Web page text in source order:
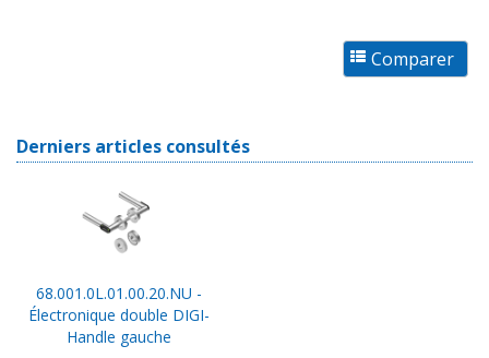
Derniers articles consultés
68.001.0L.01.00.20.NU -
Électronique double DIGI-
Handle gauche